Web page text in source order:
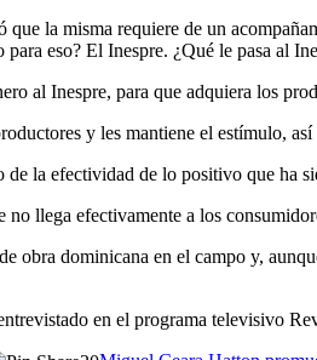
la misma requiere de un
eso? El Inespre. ¿Qué le pasa al
al Inespre, para que adquiera los
y les mantiene el estímulo,
la efectividad de lo positivo que ha
llega efectivamente a los
obra dominicana en el campo y,
en el programa televisivo